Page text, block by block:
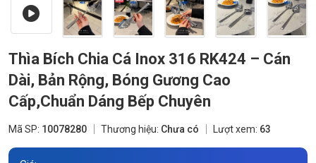
Thìa Bích Chia Cá Inox 316 RK424 – Cán
Dài, Bản Rộng, Bóng Gương Cao
Cấp,Chuẩn Dáng Bếp Chuyên
Mã SP: 10078280 Thương hiệu: Chưa có Lượt xem: 63